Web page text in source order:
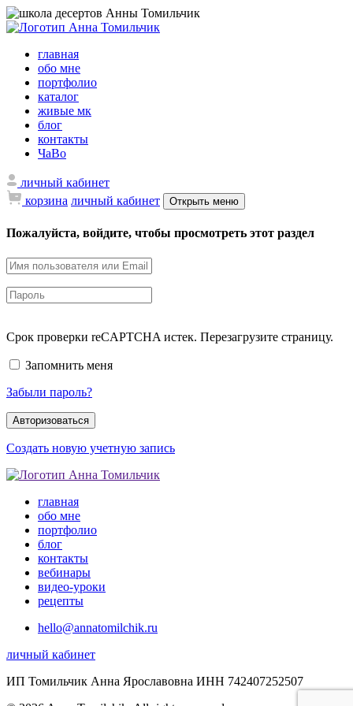
главная
обо мне
портфолио
каталог
живые мк
блог
контакты
ЧаВо
личный кабинет
корзина личный кабинет Открыть меню
Пожалуйста, войдите, чтобы просмотреть этот раздел
Срок проверки reCAPTCHA истек. Перезагрузите страницу.
Запомнить меня
Забыли пароль?
Создать новую учетную запись
главная
обо мне
портфолио
блог
контакты
вебинары
видео-уроки
рецепты
hello@annatomilchik.ru
личный кабинет
ИП Томильчик Анна Ярославовна ИНН 742407252507